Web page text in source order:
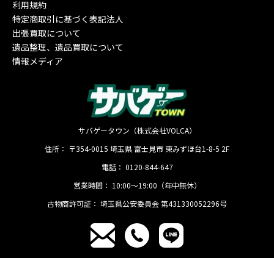
利用規約
特定商取引に基づく表記法人
出張買取について
遺品整理、遺品買取について
情報メディア
サバゲータウン（株式会社VOLCA）
住所： 〒354-0015 埼玉県 富士見市 東みずほ台1-8-5 2F
電話： 0120-844-647
営業時間： 10:00〜19:00（年中無休）
古物商許可証： 埼玉県公安委員会 第431330052296号